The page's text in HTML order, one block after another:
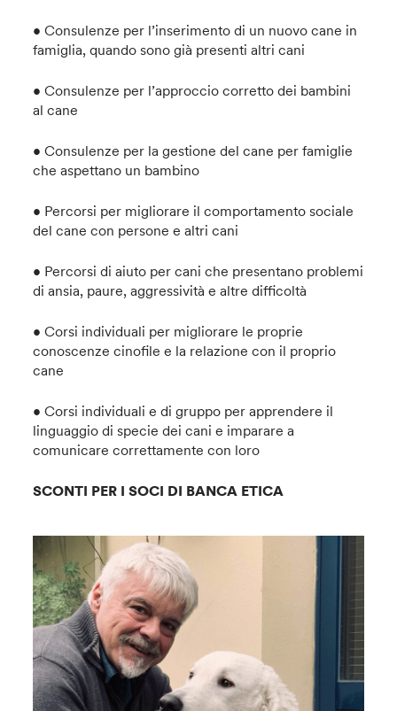
• Consulenze per l’inserimento di un nuovo cane in
famiglia, quando sono già presenti altri cani
• Consulenze per l’approccio corretto dei bambini
al cane
• Consulenze per la gestione del cane per famiglie
che aspettano un bambino
• Percorsi per migliorare il comportamento sociale
del cane con persone e altri cani
• Percorsi di aiuto per cani che presentano problemi
di ansia, paure, aggressività e altre difficoltà
• Corsi individuali per migliorare le proprie
conoscenze cinofile e la relazione con il proprio
cane
• Corsi individuali e di gruppo per apprendere il
linguaggio di specie dei cani e imparare a
comunicare correttamente con loro
SCONTI PER I SOCI DI BANCA ETICA